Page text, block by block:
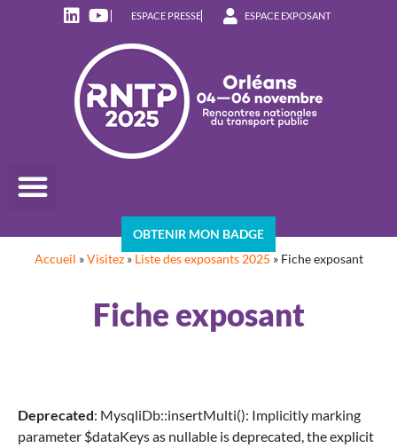
ESPACE PRESSE ESPACE EXPOSANT
OBTENIR MON BADGE
Accueil »Visitez» Liste des exposants 2025 » Fiche exposant
Fiche exposant
Deprecated: MysqliDb::insertMulti(): Implicitly marking
parameter $dataKeys as nullable is deprecated, the explicit